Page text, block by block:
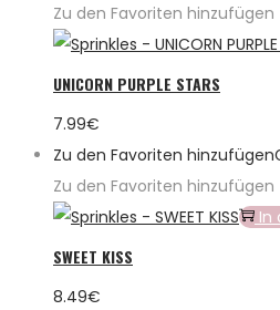
Zu den Favoriten hinzufügen
UNICORN PURPLE STARS
7.99€
Zu den Favoriten hinzufügen
Zu den Favoriten hinzufügen
In
SWEET KISS
8.49€